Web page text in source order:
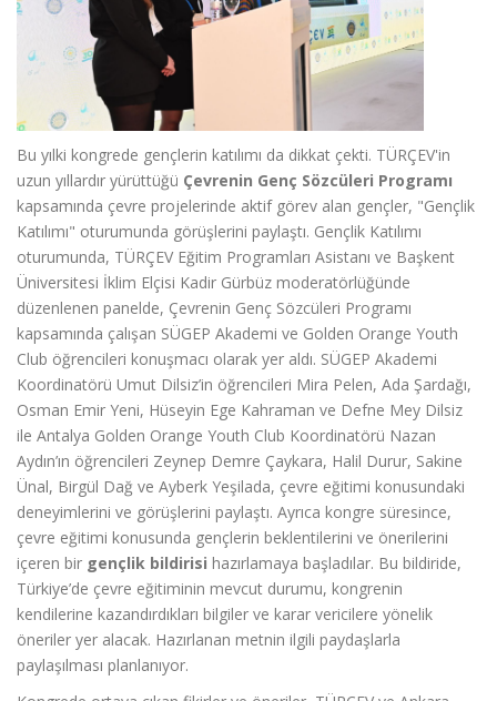
Bu yılki kongrede gençlerin katılımı da dikkat çekti. TÜRÇEV'in
uzun yıllardır yürüttüğü Çevrenin Genç Sözcüleri Programı
kapsamında çevre projelerinde aktif görev alan gençler, "Gençlik
Katılımı" oturumunda görüşlerini paylaştı. Gençlik Katılımı
oturumunda, TÜRÇEV Eğitim Programları Asistanı ve Başkent
Üniversitesi İklim Elçisi Kadir Gürbüz moderatörlüğünde
düzenlenen panelde, Çevrenin Genç Sözcüleri Programı
kapsamında çalışan SÜGEP Akademi ve Golden Orange Youth
Club öğrencileri konuşmacı olarak yer aldı. SÜGEP Akademi
Koordinatörü Umut Dilsiz’in öğrencileri Mira Pelen, Ada Şardağı,
Osman Emir Yeni, Hüseyin Ege Kahraman ve Defne Mey Dilsiz
ile Antalya Golden Orange Youth Club Koordinatörü Nazan
Aydın’ın öğrencileri Zeynep Demre Çaykara, Halil Durur, Sakine
Ünal, Birgül Dağ ve Ayberk Yeşilada, çevre eğitimi konusundaki
deneyimlerini ve görüşlerini paylaştı. Ayrıca kongre süresince,
çevre eğitimi konusunda gençlerin beklentilerini ve önerilerini
içeren bir gençlik bildirisi hazırlamaya başladılar. Bu bildiride,
Türkiye’de çevre eğitiminin mevcut durumu, kongrenin
kendilerine kazandırdıkları bilgiler ve karar vericilere yönelik
öneriler yer alacak. Hazırlanan metnin ilgili paydaşlarla
paylaşılması planlanıyor.